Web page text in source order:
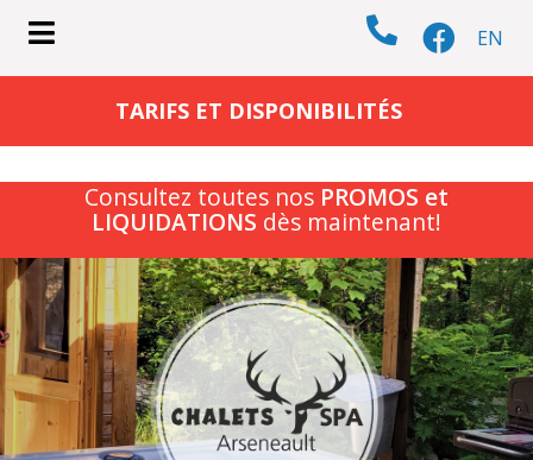
(CHALETS )
(ACTIVITÉS )
EN
TARIFS ET DISPONIBILITÉS
Consultez toutes nos PROMOS et
LIQUIDATIONS dès maintenant!